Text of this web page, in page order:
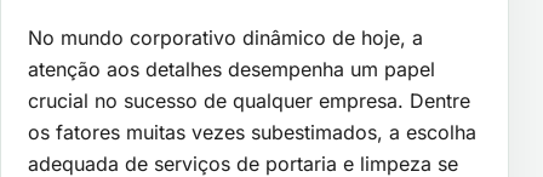
No mundo corporativo dinâmico de hoje, a
atenção aos detalhes desempenha um papel
crucial no sucesso de qualquer empresa. Dentre
os fatores muitas vezes subestimados, a escolha
adequada de serviços de portaria e limpeza se